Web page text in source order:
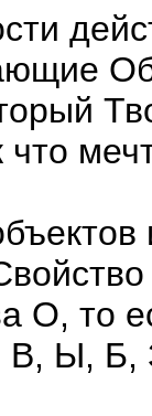
что
О, то
В, Ы, Б,